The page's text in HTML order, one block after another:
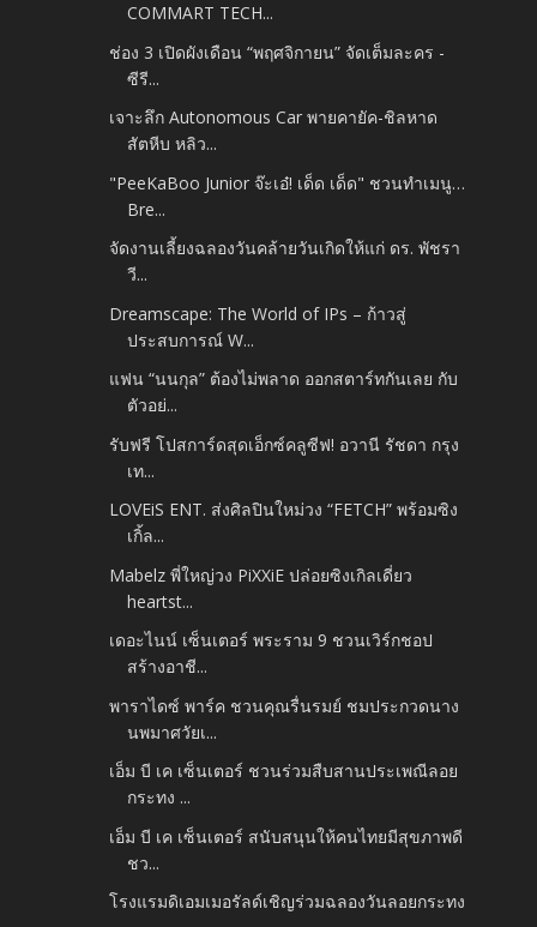
COMMART TECH...
ช่อง 3 เปิดผังเดือน “พฤศจิกายน” จัดเต็มละคร -
ซีรี...
เจาะลึก Autonomous Car พายคายัค-ชิลหาด
สัตหีบ หลิว...
"PeeKaBoo Junior จ๊ะเอ๋! เด็ด เด็ด" ชวนทำเมนู…
Bre...
จัดงานเลี้ยงฉลองวันคล้ายวันเกิดให้แก่ ดร. พัชรา
วี...
Dreamscape: The World of IPs – ก้าวสู่
ประสบการณ์ W...
แฟน “นนกุล” ต้องไม่พลาด ออกสตาร์ทกันเลย กับ
ตัวอย่...
รับฟรี โปสการ์ดสุดเอ็กซ์คลูซีฟ! อวานี รัชดา กรุง
เท...
LOVEiS ENT. ส่งศิลปินใหม่วง “FETCH” พร้อมซิง
เกิ้ล...
Mabelz พี่ใหญ่วง PiXXiE ปล่อยซิงเกิลเดี่ยว
heartst...
เดอะไนน์ เซ็นเตอร์ พระราม 9 ชวนเวิร์กชอป
สร้างอาชี...
พาราไดซ์ พาร์ค ชวนคุณรื่นรมย์ ชมประกวดนาง
นพมาศวัยเ...
เอ็ม บี เค เซ็นเตอร์ ชวนร่วมสืบสานประเพณีลอย
กระทง ...
เอ็ม บี เค เซ็นเตอร์ สนับสนุนให้คนไทยมีสุขภาพดี
ชว...
โรงแรมดิเอมเมอรัลด์เชิญร่วมฉลองวันลอยกระทง